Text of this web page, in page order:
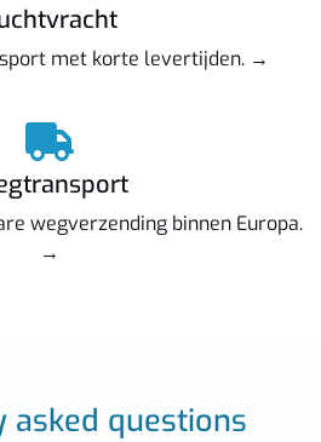
met korte levertijden. →
wegverzending binnen Europa.
→
asked questions